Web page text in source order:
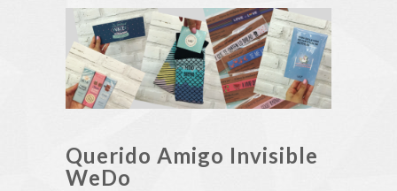
Querido Amigo Invisible
WeDo